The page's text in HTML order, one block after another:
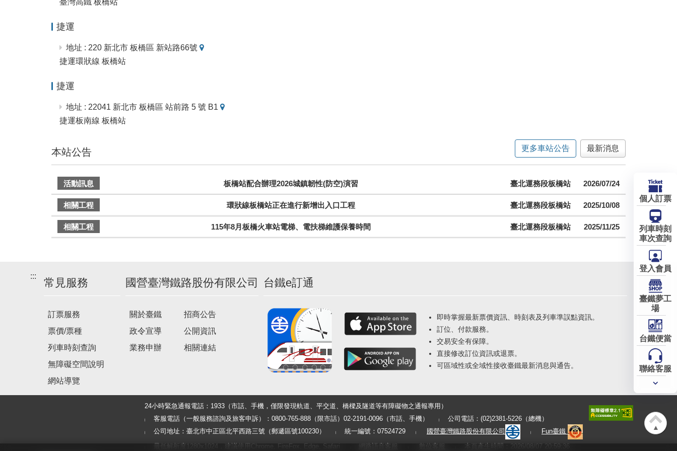
捷運
地址 : 220 新北市 板橋區 新站路66號
捷運環狀線 板橋站
捷運
地址 : 22041 新北市 板橋區 站前路 5 號 B1
捷運板南線 板橋站
本站公告 更多車站公告 最新消息
建
議
乘
次
活動訊息 板橋站配合辦理2026城鎮韌性(防空)演習 臺北運務段板橋站 2026/07/24
相關工程 環狀線板橋站正在進行新增出入口工程 臺北運務段板橋站 2025/10/08
相關工程 115年8月板橋火車站電梯、電扶梯維護保養時間 臺北運務段板橋站 2025/11/25
:::
常見服務
訂票服務
票價/票種
列車時刻查詢
無障礙空間說明
網站導覽
國營臺灣鐵路股份有限公司
關於臺鐵
政令宣導
業務申辦
招商公告
公開資訊
相關連結
台鐵e訂通
即時掌握最新票價資訊、時刻表及列車準誤點資訊。
訂位、付款服務。
交易安全有保障。
直接修改訂位資訊或退票。
可區域性或全域性接收臺鐵最新消息與通告。
24小時緊急通報電話：1933（市話、手機，僅限發現軌道、平交道、橋樑及隧道等有障礙物之通報專用）
客服電話（一般服務諮詢及旅客申訴）：0800-765-888（限市話）02-2191-0096（市話、手機）
公司電話：(02)2381-5226（總機）
公司地址：臺北市中正區北平西路三號（郵遞區號100230）
統一編號：07524729 國營臺灣鐵路股份有限公司
Fun臺鐵
最低解析度1280x1024，建議使用Chrome, FireFox, Edge, Safari
網路語音客服 數位客服 本頁產生時間：2026/08/07 20:59:36
個人訂票
列車時刻
車次查詢
登入會員
臺鐵夢工
場
台鐵便當
聯絡客服
常用
▲